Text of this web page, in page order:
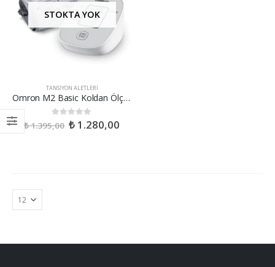
STOKTA YOK
TANSIYON ALETLERI
Omron M2 Basic Koldan Ölçer Tansiyon Aleti
out of 5
₺1.395,00 ₺1.280,00